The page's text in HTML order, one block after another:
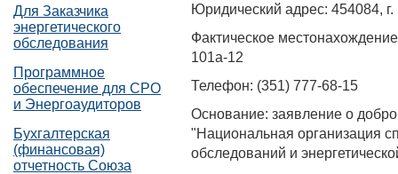
Для Заказчика
энергетического
обследования
Программное
обеспечение для СРО
и Энергоаудиторов
Бухгалтерская
(финансовая)
отчетность Союза
Юридический адрес: 454084,
Фактическое
101а-12
Телефон: (351) 777-68-15
Основание: заявление о
"Национальная организация
обследований и